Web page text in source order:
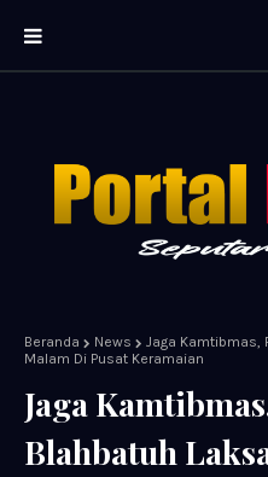
Beranda News
Jaga Kamtibmas,
Malam Di Pusat Keramaian
Jaga
Blahbatuh